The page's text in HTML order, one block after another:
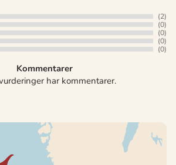
(2)
(0)
(0)
(0)
(0)
Kommentarer
har kommentarer.